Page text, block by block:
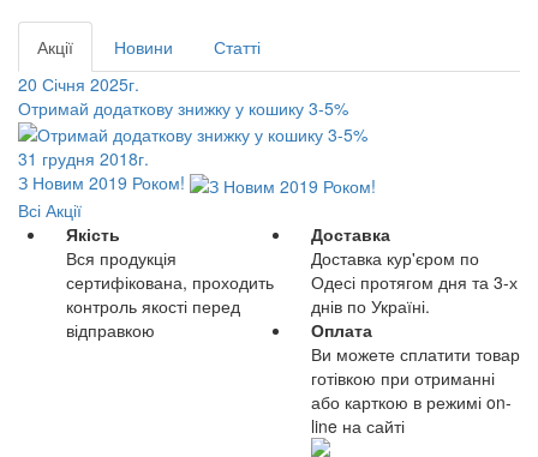
Акції Новини
Статті
20 Січня 2025г.
Отримай додаткову знижку у кошику 3-5%
31 грудня 2018г.
З Новим 2019 Роком!
Всі Акції
Якість
Вся продукція
сертифікована, проходить
контроль якості перед
відправкою
Доставка
Доставка кур'єром по
Одесі протягом дня та 3-х
днів по Україні.
Оплата
Ви можете сплатити товар
готівкою при отриманні
або карткою в режимі on-
line на сайті